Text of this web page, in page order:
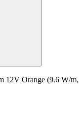
12V Orange (9.6 W/m,